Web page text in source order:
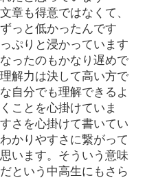
章も得意ではなくて、
っと低かったんです
ぷりと浸かっています
ったのもかなり遅めで
解力は決して高い方で
自分でも理解できるよ
ことを心掛けていま
さを心掛けて書いてい
かりやすさに繋がって
います。そういう意味
という中高生にもさら